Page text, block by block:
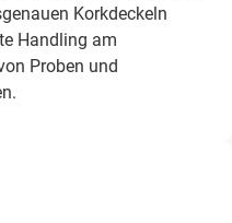
Korkdeckeln
Handling am
Proben und